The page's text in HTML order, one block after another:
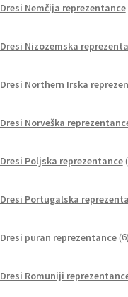
Dresi Nemčija reprezentance
Dresi Nizozemska
Dresi Northern Irska
Dresi Norveška
Dresi Poljska reprezentance
Dresi Portugalska
Dresi puran reprezentance 6
Dresi Romuniji